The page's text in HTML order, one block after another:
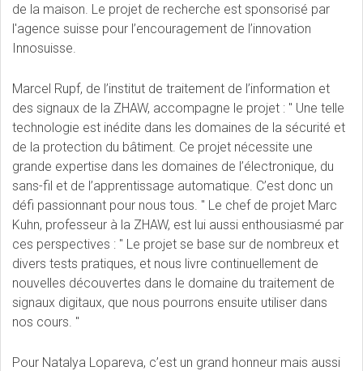
de la maison. Le projet de recherche est sponsorisé par
l'agence suisse pour l’encouragement de l’innovation
Innosuisse.
Marcel Rupf, de l’institut de traitement de l’information et
des signaux de la ZHAW, accompagne le projet : " Une telle
technologie est inédite dans les domaines de la sécurité et
de la protection du bâtiment. Ce projet nécessite une
grande expertise dans les domaines de l’électronique, du
sans-fil et de l’apprentissage automatique. C’est donc un
défi passionnant pour nous tous. " Le chef de projet Marc
Kuhn, professeur à la ZHAW, est lui aussi enthousiasmé par
ces perspectives : " Le projet se base sur de nombreux et
divers tests pratiques, et nous livre continuellement de
nouvelles découvertes dans le domaine du traitement de
signaux digitaux, que nous pourrons ensuite utiliser dans
nos cours. "
Pour Natalya Lopareva, c’est un grand honneur mais aussi